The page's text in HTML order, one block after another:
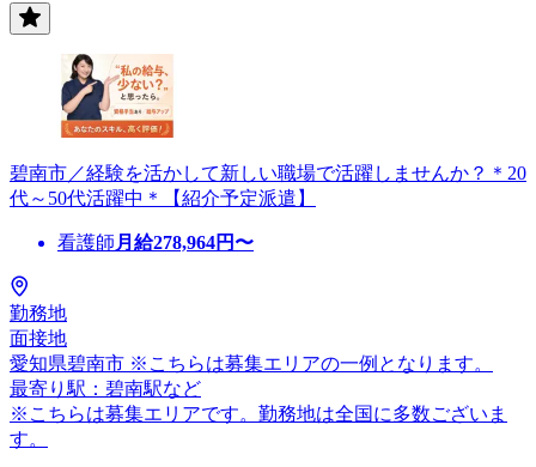
碧南市／経験を活かして新しい職場で活躍しませんか？＊20
代～50代活躍中＊【紹介予定派遣】
看護師 月給278,964円〜
勤務地
面接地
愛知県碧南市 ※こちらは募集エリアの一例となります。
最寄り駅：碧南駅など
※こちらは募集エリアです。勤務地は全国に多数ございま
す。